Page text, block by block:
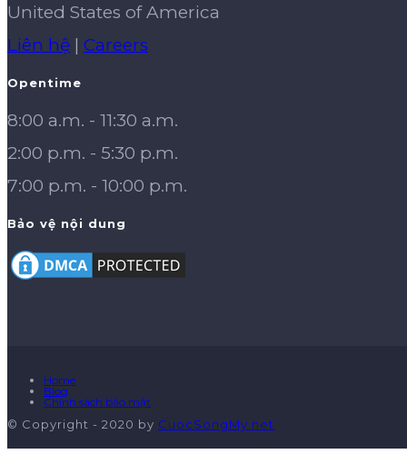
United States of America
Liên hệ | Careers
Opentime
8:00 a.m. - 11:30 a.m.
2:00 p.m. - 5:30 p.m.
7:00 p.m. - 10:00 p.m.
Bảo vệ nội dung
Home
Blog
Chính sách bảo mật
© Copyright - 2020 by CuocSongMy.net